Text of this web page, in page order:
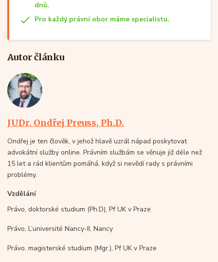
dnů.
Pro každý právní obor máme specialistu.
Autor článku
JUDr. Ondřej Preuss, Ph.D.
Ondřej je ten člověk, v jehož hlavě uzrál nápad poskytovat
advokátní služby online. Právním službám se věnuje již déle než
15 let a rád klientům pomáhá, když si nevědí rady s právními
problémy.
Vzdělání
Právo, doktorské studium (Ph.D), Pf UK v Praze
Právo, L’université Nancy-II, Nancy
Právo, magisterské studium (Mgr.), Pf UK v Praze